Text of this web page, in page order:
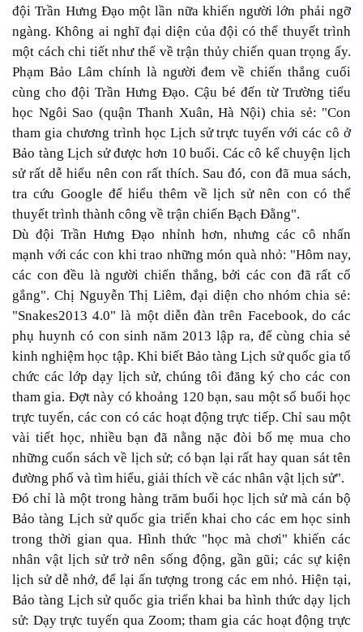
đội Trần Hưng Ðạo một lần nữa khiến người lớn phải ngỡ
ngàng. Không ai nghĩ đại diện của đội có thể thuyết trình
một cách chi tiết như thế về trận thủy chiến quan trọng ấy.
Phạm Bảo Lâm chính là người đem về chiến thắng cuối
cùng cho đội Trần Hưng Ðạo. Cậu bé đến từ Trường tiểu
học Ngôi Sao (quận Thanh Xuân, Hà Nội) chia sẻ: "Con
tham gia chương trình học Lịch sử trực tuyến với các cô ở
Bảo tàng Lịch sử được hơn 10 buổi. Các cô kể chuyện lịch
sử rất dễ hiểu nên con rất thích. Sau đó, con đã mua sách,
tra cứu Google để hiểu thêm về lịch sử nên con có thể
thuyết trình thành công về trận chiến Bạch Ðằng".
Dù đội Trần Hưng Ðạo nhỉnh hơn, nhưng các cô nhấn
mạnh với các con khi trao những món quà nhỏ: "Hôm nay,
các con đều là người chiến thắng, bởi các con đã rất cố
gắng". Chị Nguyễn Thị Liêm, đại diện cho nhóm chia sẻ:
"Snakes2013 4.0" là một diễn đàn trên Facebook, do các
phụ huynh có con sinh năm 2013 lập ra, để cùng chia sẻ
kinh nghiệm học tập. Khi biết Bảo tàng Lịch sử quốc gia tổ
chức các lớp dạy lịch sử, chúng tôi đăng ký cho các con
tham gia. Ðợt này có khoảng 120 bạn, sau một số buổi học
trực tuyến, các con có các hoạt động trực tiếp. Chỉ sau một
vài tiết học, nhiều bạn đã nằng nặc đòi bố mẹ mua cho
những cuốn sách về lịch sử; có bạn lại rất hay quan sát tên
đường phố và tìm hiểu, giải thích về các nhân vật lịch sử".
Ðó chỉ là một trong hàng trăm buổi học lịch sử mà cán bộ
Bảo tàng Lịch sử quốc gia triển khai cho các em học sinh
trong thời gian qua. Hình thức "học mà chơi" khiến các
nhân vật lịch sử trở nên sống động, gần gũi; các sự kiện
lịch sử dễ nhớ, để lại ấn tượng trong các em nhỏ. Hiện tại,
Bảo tàng Lịch sử quốc gia triển khai ba hình thức dạy lịch
sử: Dạy trực tuyến qua Zoom; tham gia các hoạt động trực